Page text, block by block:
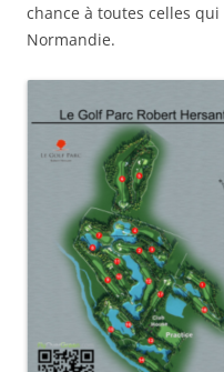
chance à toutes celles
Normandie.